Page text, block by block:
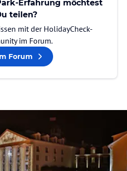
Erfahrung möchtest
teilen?
mit der HolidayCheck-
im Forum.
Forum